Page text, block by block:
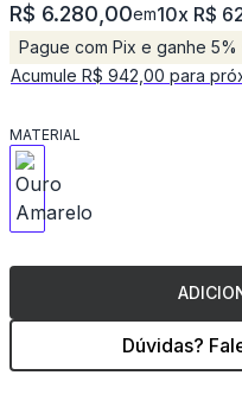
R$ 6.280,00em10x R$
Pague com Pix e ganhe 5%
Acumule R$ 942,00 para
MATERIAL
Dúvidas?